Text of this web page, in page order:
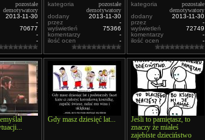
pozostałe
demotywatory
2013-11-30
-
70677
-
-
kategoria
pozostałe
demotywatory
dodany
2013-11-30
przez
-
wyświetleń
75366
komentarzy
-
ilość ocen
-
kategoria
pozostałe
demotywatory
dodany
2013-11-30
przez
-
wyświetleń
72749
komentarzy
-
ilość ocen
-
Gdy masz dziesięć lat...
Jeśli to pamiętasz, to
znaczy że miałeś
zajebiste dzieciństwo